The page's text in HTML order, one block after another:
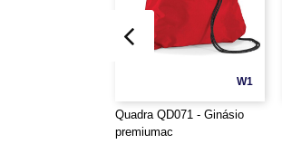
W1
Quadra QD071 - Ginásio
premiumac